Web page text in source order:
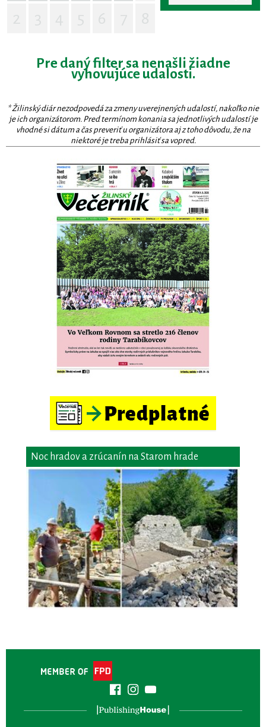
Pre daný filter sa nenašli žiadne
vyhovujúce udalosti.
* Žilinský diár nezodpovedá za zmeny uverejnených udalostí, nakoľko nie
je ich organizátorom. Pred termínom konania sa jednotlivých udalostí je
vhodné si dátum a čas preveriť u organizátora aj z toho dôvodu, že na
niektoré je treba prihlásiť sa vopred.
Noc hradov a zrúcanín na Starom hrade